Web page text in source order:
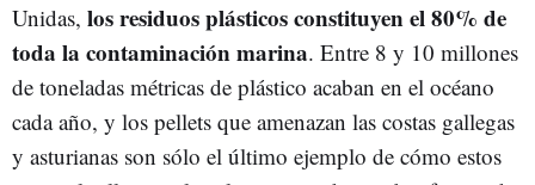
Unidas, los residuos plásticos constituyen el 80% de
toda la contaminación marina. Entre 8 y 10 millones
de toneladas métricas de plástico acaban en el océano
cada año, y los pellets que amenazan las costas gallegas
y asturianas son sólo el último ejemplo de cómo estos